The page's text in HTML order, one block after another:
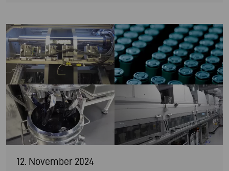
12. November 2024